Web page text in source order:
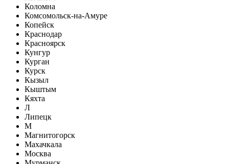
Коломна
Комсомольск-на-Амуре
Копейск
Краснодар
Красноярск
Кунгур
Курган
Курск
Кызыл
Кыштым
Кяхта
Л
Липецк
М
Магнитогорск
Махачкала
Москва